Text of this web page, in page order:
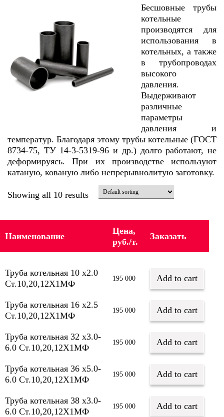
Бесшовные трубы
котельные
производятся для
использования в
котельных, а также
в трубопроводах
высокого
давления.
Выдерживают
различные
параметры
давления и
температур. Благодаря этому трубы котельные (ГОСТ
8734-75, ТУ 14-3-5319-96 и др.) долго работают, не
деформируясь. При их производстве используют
катаную, кованую либо непрерывнолитую заготовку.
Showing all 10 results
Наименование
Цена,
руб./т.
Заказать
Труба котельная 10 х2.0
Ст.10,20,12Х1МФ
195 000 Add to cart
Труба котельная 16 х2.5
Ст.10,20,12Х1МФ
195 000 Add to cart
Труба котельная 32 х3.0-
6.0 Ст.10,20,12Х1МФ
195 000 Add to cart
Труба котельная 36 х5.0-
6.0 Ст.10,20,12Х1МФ
195 000 Add to cart
Труба котельная 38 х3.0-
6.0 Ст.10,20,12Х1МФ
195 000 Add to cart